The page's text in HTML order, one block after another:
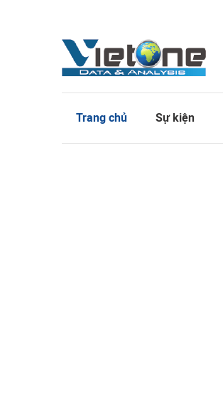
Trang chủ Sự kiện